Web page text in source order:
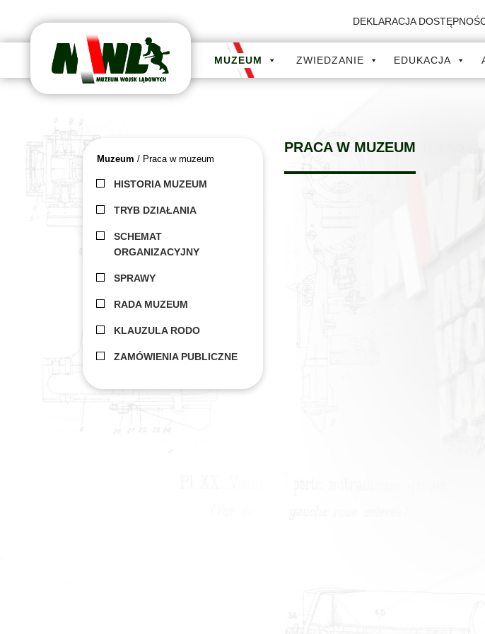
DEKLARACJA
MUZEUM ZWIEDZANIE EDUKACJA
PRACA W MUZEUM
Muzeum / Praca w muzeum
HISTORIA MUZEUM
TRYB DZIAŁANIA
SCHEMAT
ORGANIZACYJNY
SPRAWY
RADA MUZEUM
KLAUZULA RODO
ZAMÓWIENIA PUBLICZNE